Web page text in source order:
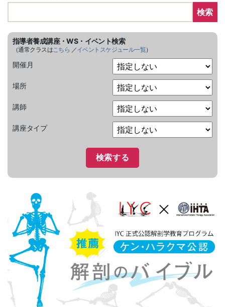
検索
指導者養成講座・WS・イベント検索
（通常クラスはこちら ／イベントスケジュール一覧）
開催月
場所
講師
講座タイプ